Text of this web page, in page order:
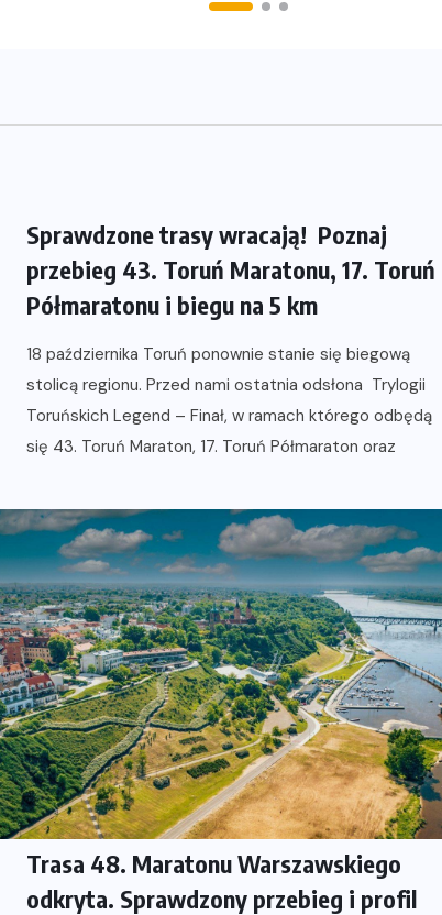
Sprawdzone trasy wracają! Poznaj
przebieg 43. Toruń Maratonu, 17. Toruń
Półmaratonu i biegu na 5 km
18 października Toruń ponownie stanie się biegową
stolicą regionu. Przed nami ostatnia odsłona Trylogii
Toruńskich Legend – Finał, w ramach którego odbędą
się 43. Toruń Maraton, 17. Toruń Półmaraton oraz
Trasa 48. Maratonu Warszawskiego
odkryta. Sprawdzony przebieg i profil